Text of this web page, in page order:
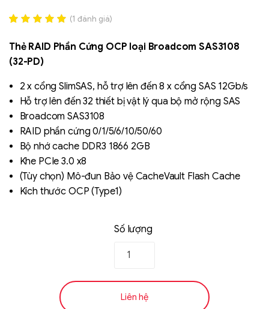
out of 5
based on
đánh giá
(1 đánh giá)
Thẻ RAID Phần Cứng OCP loại Broadcom SAS3108
(32-PD)
2 x cổng SlimSAS, hỗ trợ lên đến 8 x cổng SAS 12Gb/s
Hỗ trợ lên đến 32 thiết bị vật lý qua bộ mở rộng SAS
Broadcom SAS3108
RAID phần cứng 0/1/5/6/10/50/60
Bộ nhớ cache DDR3 1866 2GB
Khe PCIe 3.0 x8
(Tùy chọn) Mô-đun Bảo vệ CacheVault Flash Cache
Kích thước OCP (Type1)
Số lượng
Liên hệ
Liên hệ
SK hynix - DRAM
- GDDR - GDDR6